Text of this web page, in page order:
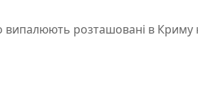
випалюють розташовані в